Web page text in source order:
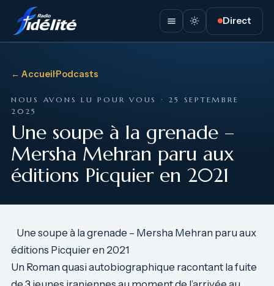
Direct
← Accueil·Podcasts
NOUS AVONS LU POUR VOUS · 25 SEPTEMBRE
2025
Une soupe à la grenade –
Mersha Mehran paru aux
éditions Picquier en 2021
Une soupe à la grenade – Mersha Mehran paru aux
éditions Picquier en 2021
Un Roman quasi autobiographique racontant la fuite